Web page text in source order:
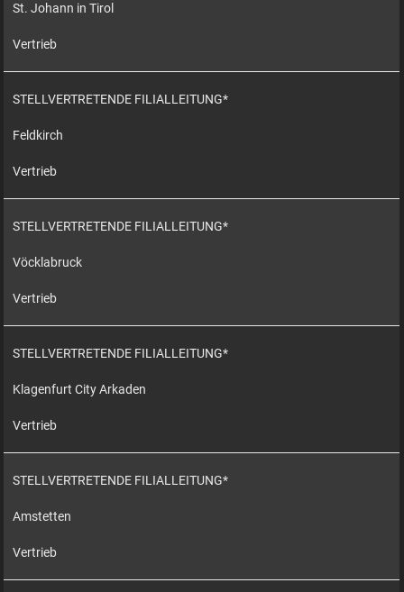
St. Johann in Tirol
Vertrieb
STELLVERTRETENDE FILIALLEITUNG*
Feldkirch
Vertrieb
STELLVERTRETENDE FILIALLEITUNG*
Vöcklabruck
Vertrieb
STELLVERTRETENDE FILIALLEITUNG*
Klagenfurt City Arkaden
Vertrieb
STELLVERTRETENDE FILIALLEITUNG*
Amstetten
Vertrieb